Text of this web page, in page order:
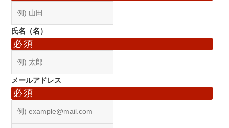
氏名（名）
必須
メールアドレス
必須